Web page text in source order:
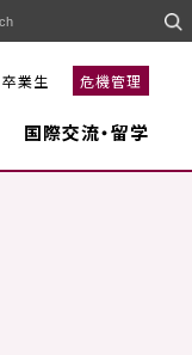
卒業生 危機管理
国際交流・留学